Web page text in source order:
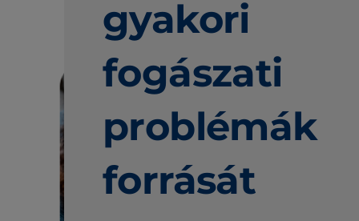
gyakori
fogászati ​​
problémák
forrását